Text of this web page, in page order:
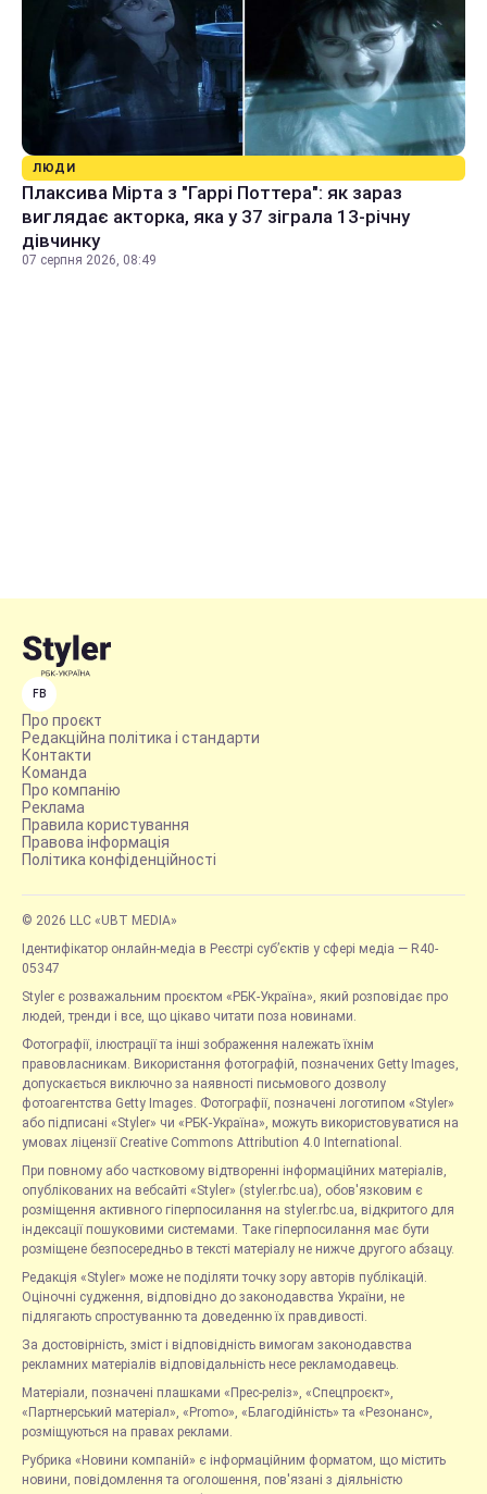
ЛЮДИ
Плаксива Мірта з "Гаррі Поттера": як зараз
виглядає акторка, яка у 37 зіграла 13-річну
дівчинку
07 серпня 2026, 08:49
FB
Про проєкт
Редакційна політика і стандарти
Контакти
Команда
Про компанію
Реклама
Правила користування
Правова інформація
Політика конфіденційності
© 2026 LLC «UBT MEDIA»
Ідентифікатор онлайн-медіа в Реєстрі суб’єктів у сфері медіа — R40-
05347
Styler є розважальним проєктом «РБК-Україна», який розповідає про
людей, тренди і все, що цікаво читати поза новинами.
Фотографії, ілюстрації та інші зображення належать їхнім
правовласникам. Використання фотографій, позначених Getty Images,
допускається виключно за наявності письмового дозволу
фотоагентства Getty Images. Фотографії, позначені логотипом «Styler»
або підписані «Styler» чи «РБК-Україна», можуть використовуватися на
умовах ліцензії Creative Commons Attribution 4.0 International.
При повному або частковому відтворенні інформаційних матеріалів,
опублікованих на вебсайті «Styler» (styler.rbc.ua), обов'язковим є
розміщення активного гіперпосилання на styler.rbc.ua, відкритого для
індексації пошуковими системами. Таке гіперпосилання має бути
розміщене безпосередньо в тексті матеріалу не нижче другого абзацу.
Редакція «Styler» може не поділяти точку зору авторів публікацій.
Оціночні судження, відповідно до законодавства України, не
підлягають спростуванню та доведенню їх правдивості.
За достовірність, зміст і відповідність вимогам законодавства
рекламних матеріалів відповідальність несе рекламодавець.
Матеріали, позначені плашками «Прес-реліз», «Спецпроєкт»,
«Партнерський матеріал», «Promo», «Благодійність» та «Резонанс»,
розміщуються на правах реклами.
Рубрика «Новини компаній» є інформаційним форматом, що містить
новини, повідомлення та оголошення, пов'язані з діяльністю